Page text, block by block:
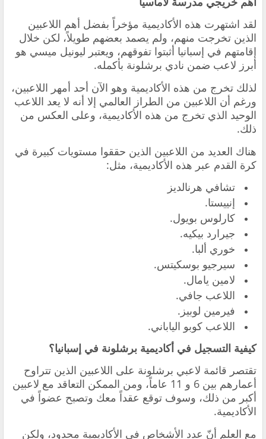
لقد اشتهرت هذه الأكاديمية مؤخراً بفضل أهم اللاعبين
الذين تخرجت منهم، ولم يصمد بعضهم طويلاً، لكن خلال
إقامتهم في إسبانيا أثبتوا تفوقهم، ويعتبر ليونيل ميسي هو
أبرز لاعب ضمن نادي برشلونة بأكمله.
لذلك تخرج من هذه الأكاديمية وهو الآن أحد أمهر اللاعبين،
ورغم أن اللاعبين من الطراز العالمي إلا أنه لا يعد اللاعب
الوحيد الذي تخرج من هذه الأكاديمية، وعلى العكس من
ذلك.
هناك العديد من اللاعبين الذين حققوا مستويات كبيرة في
كرة القدم عبر هذه الأكاديمية، مثل:
تشافي هرنالديز
إنييستا.
كارلوس بويول.
جيرارد بيكيه.
خوري ألبا.
سيرجيو بوسكيتس.
لامين يامال.
اللاعب جافي.
فيرمين لوبيز.
اللاعب كوبو الياباني.
كيفية التسجيل في أكاديمية برشلونة في إسبانيا؟
تقتصر قائمة لاعبي برشلونة على اللاعبين الذين تتراوح
أعمارهم بين 6 و 11 عاماً، ومن الممكن التعاقد مع لاعبين
أكبر من ذلك، وسوف توقع عقداً معك وتصبح عضواً في
الأكاديمية.
مع العلم أنّ عدد الأشخاص في الأكاديمية محدود، ولكن